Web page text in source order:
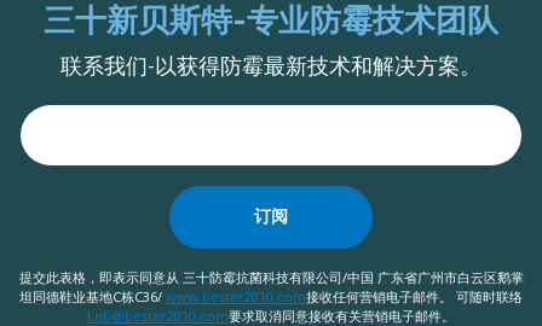
三十新贝斯特-专业防霉技术团队
联系我们-以获得防霉最新技术和解决方案。
订阅
提交此表格，即表示同意从 三十防霉抗菌科技有限公司/中国 广东省广州市白云区鹅掌
坦同德鞋业基地C栋C36/ www.bester2010.com接收任何营销电子邮件。 可随时联络
Lqb@bester2010.com要求取消同意接收有关营销电子邮件。